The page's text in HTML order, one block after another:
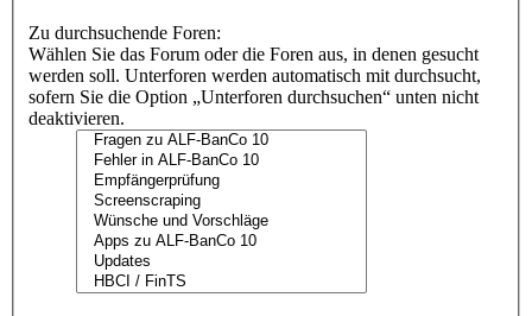
Zu durchsuchende Foren:
Wählen Sie das Forum oder die Foren aus, in denen gesucht
werden soll. Unterforen werden automatisch mit durchsucht,
sofern Sie die Option „Unterforen durchsuchen“ unten nicht
deaktivieren.